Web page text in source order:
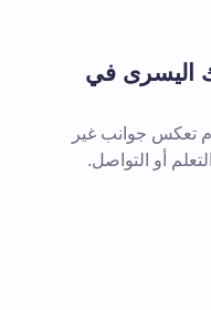
اليسرى في
تعكس جوانب غير
أو التواصل.